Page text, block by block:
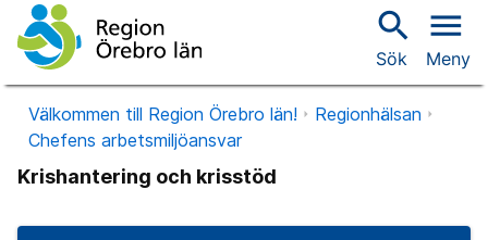
search
Sök
menu
Meny
Välkommen till Region Örebro län!
Regionhälsan
Chefens arbetsmiljöansvar
Krishantering och krisstöd